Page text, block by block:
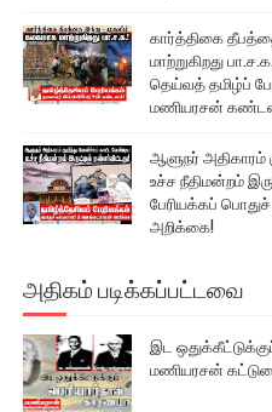
கார்த்திகை
மாற்றுகிறது
தெய்வத் தமிழ்ப்
மணியரசன்
ஆளுநர் அதிகாரம்
உச்ச நீதிமன்றம்
பேரியக்கப்
அறிக்கை!
அதிகம் படிக்கப்பட்டவை
இட
மணியரசன்